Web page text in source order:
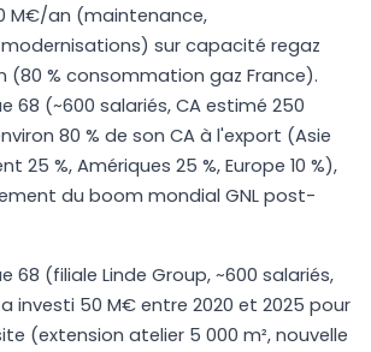
M€/an (maintenance,
sur capacité regaz
(80 % consommation gaz France).
68 (~600 salariés, CA estimé 250
80 % de son CA à l'export (Asie
25 %, Amériques 25 %, Europe 10 %),
du boom mondial GNL post-
68 (filiale Linde Group, ~600 salariés,
investi 50 M€ entre 2020 et 2025 pour
(extension atelier 5 000 m², nouvelle